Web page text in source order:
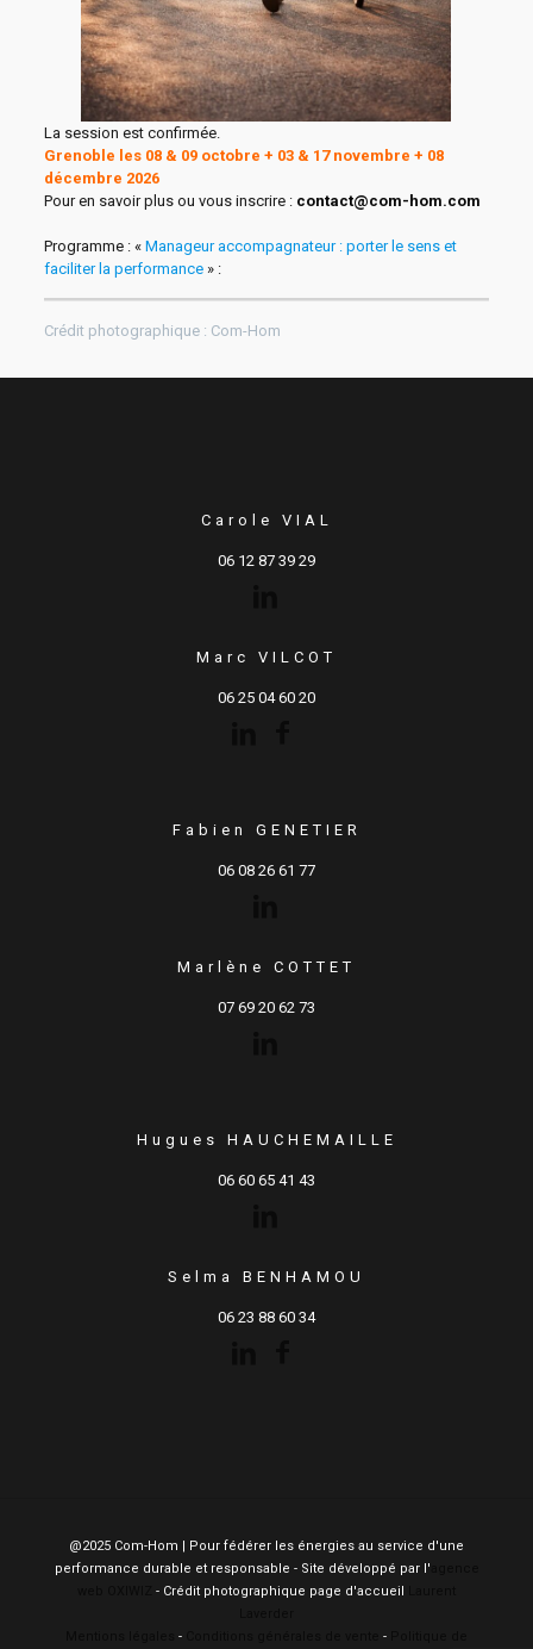
La session est confirmée.
Grenoble les 08 & 09 octobre + 03 & 17 novembre + 08
décembre 2026
Pour en savoir plus ou vous inscrire : contact@com-hom.com
Programme : « Manageur accompagnateur : porter le sens et
faciliter la performance» :
Crédit photographique : Com-Hom
Carole VIAL
06 12 87 39 29
Marc VILCOT
06 25 04 60 20
Fabien GENETIER
06 08 26 61 77
Marlène COTTET
07 69 20 62 73
Hugues HAUCHEMAILLE
06 60 65 41 43
Selma BENHAMOU
06 23 88 60 34
@2025 Com-Hom | Pour fédérer les énergies au service d'une
performance durable et responsable - Site développé par l'
- Crédit photographique page d'accueil
- -